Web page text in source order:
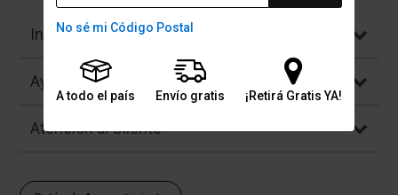
No sé mi Código Postal
A todo el país Envío gratis ¡Retirá Gratis YA!
Institucional
Ayuda
Atención al Cliente